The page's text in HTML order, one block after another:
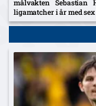
målvakten
ligamatcher i år med